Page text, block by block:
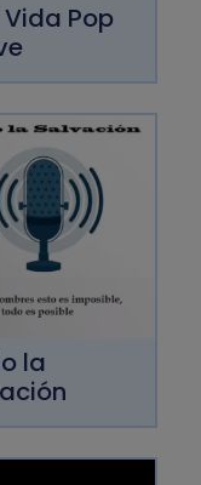
Pop
la